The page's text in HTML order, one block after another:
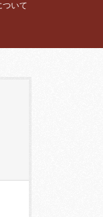
ついて